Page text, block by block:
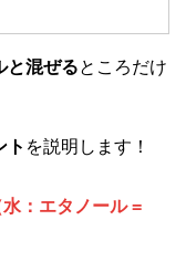
と混ぜるところだけ
ト を説明します！
：エタノール =